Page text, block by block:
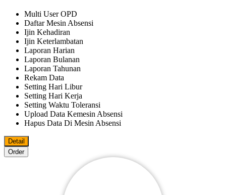
Multi User OPD
Daftar Mesin Absensi
Ijin Kehadiran
Ijin Keterlambatan
Laporan Harian
Laporan Bulanan
Laporan Tahunan
Rekam Data
Setting Hari Libur
Setting Hari Kerja
Setting Waktu Toleransi
Upload Data Kemesin Absensi
Hapus Data Di Mesin Absensi
Detail
Order